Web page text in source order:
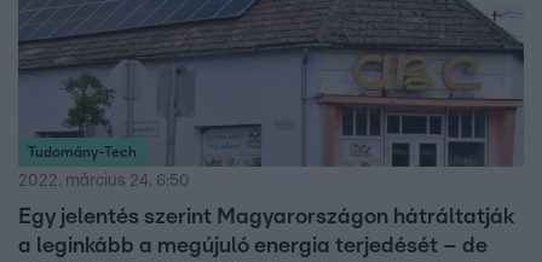
Tudomány-Tech
2022. március 24. 6:50
Egy jelentés szerint Magyarországon hátráltatják
a leginkább a megújuló energia terjedését – de